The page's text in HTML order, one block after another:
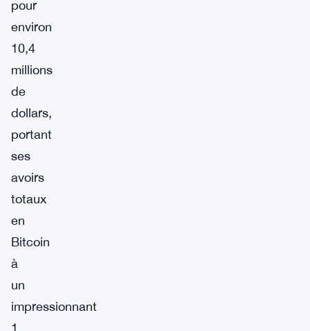
pour
environ
10,4
millions
de
dollars,
portant
ses
avoirs
totaux
en
Bitcoin
à
un
impressionnant
1